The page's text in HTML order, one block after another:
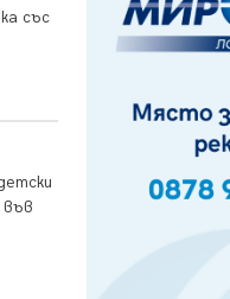
със
Върви
от квартал
„Църква“
Четири
Перник за
повишено